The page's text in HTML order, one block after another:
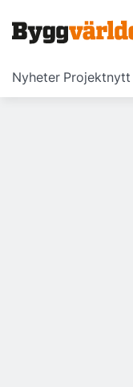
Nyheter Projektnytt